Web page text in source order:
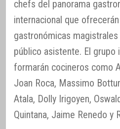
chefs del panorama
internacional que
gastronómicas
público asistente. El grupo
formarán cocineros como
Joan Roca, Massimo
Atala, Dolly Irigoyen,
Quintana, Jaime Renedo y